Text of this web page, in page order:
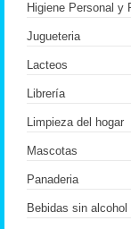
Higiene Personal y
Jugueteria
Lacteos
Librería
Limpieza del hogar
Mascotas
Panaderia
Bebidas sin alcohol